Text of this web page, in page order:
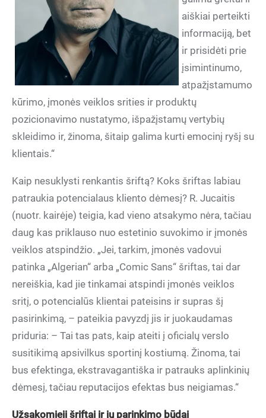
aiškiai perteikti
informaciją, bet
ir prisidėti prie
įsimintinumo,
atpažįstamumo
kūrimo, įmonės veiklos srities ir produktų
pozicionavimo nustatymo, išpažįstamų vertybių
skleidimo ir, žinoma, šitaip galima kurti emocinį ryšį su
klientais.“
Kaip nesuklysti renkantis šriftą? Koks šriftas labiau
patraukia potencialaus kliento dėmesį? R. Jucaitis
(nuotr. kairėje) teigia, kad vieno atsakymo nėra, tačiau
daug kas priklauso nuo estetinio suvokimo ir įmonės
veiklos atspindžio. „Jei, tarkim, įmonės vadovui
patinka „Algerian“ arba „Comic Sans“ šriftas, tai dar
nereiškia, kad jie tinkamai atspindi įmonės veiklos
sritį, o potencialūs klientai pateisins ir supras šį
pasirinkimą, – pateikia pavyzdį jis ir juokaudamas
priduria: – Tai tas pats, kaip ateiti į oficialų verslo
susitikimą apsivilkus sportinį kostiumą. Žinoma, tai
bus efektinga, ekstravagantiška ir patrauks aplinkinių
dėmesį, tačiau reputacijos efektas bus neigiamas.“
Užsakomieji šriftai ir jų parinkimo būdai